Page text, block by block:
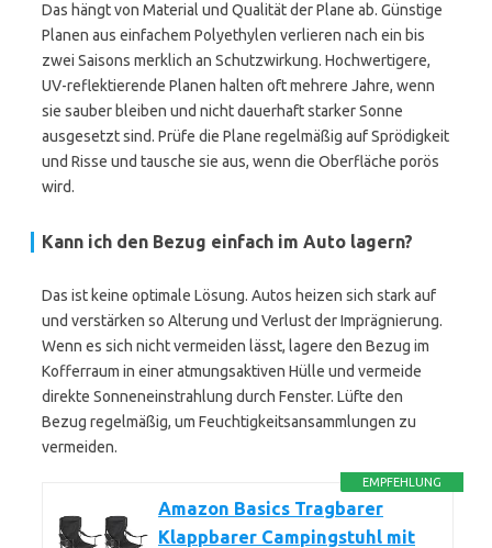
Das hängt von Material und Qualität der Plane ab. Günstige
Planen aus einfachem Polyethylen verlieren nach ein bis
zwei Saisons merklich an Schutzwirkung. Hochwertigere,
UV-reflektierende Planen halten oft mehrere Jahre, wenn
sie sauber bleiben und nicht dauerhaft starker Sonne
ausgesetzt sind. Prüfe die Plane regelmäßig auf Sprödigkeit
und Risse und tausche sie aus, wenn die Oberfläche porös
wird.
Kann ich den Bezug einfach im Auto lagern?
Das ist keine optimale Lösung. Autos heizen sich stark auf
und verstärken so Alterung und Verlust der Imprägnierung.
Wenn es sich nicht vermeiden lässt, lagere den Bezug im
Kofferraum in einer atmungsaktiven Hülle und vermeide
direkte Sonneneinstrahlung durch Fenster. Lüfte den
Bezug regelmäßig, um Feuchtigkeitsansammlungen zu
vermeiden.
EMPFEHLUNG
Amazon Basics Tragbarer
Klappbarer Campingstuhl mit